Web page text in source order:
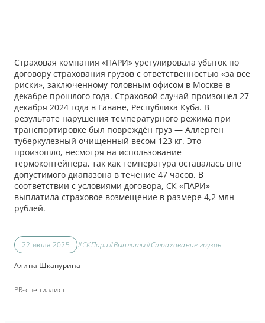
Страховая компания «ПАРИ» урегулировала убыток по
договору страхования грузов с ответственностью «за все
риски», заключенному головным офисом в Москве в
декабре прошлого года. Страховой случай произошел 27
декабря 2024 года в Гаване, Республика Куба. В
результате нарушения температурного режима при
транспортировке был повреждён груз — Аллерген
туберкулезный очищенный весом 123 кг. Это
произошло, несмотря на использование
термоконтейнера, так как температура оставалась вне
допустимого диапазона в течение 47 часов. В
соответствии с условиями договора, СК «ПАРИ»
выплатила страховое возмещение в размере 4,2 млн
рублей.
22 июля 2025 #СКПари#Выплаты#Страхование грузов
Алина Шкапурина
PR-специалист